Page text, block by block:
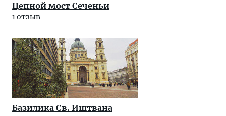
Цепной мост Сеченьи
1 отзыв
Базилика Св. Иштвана